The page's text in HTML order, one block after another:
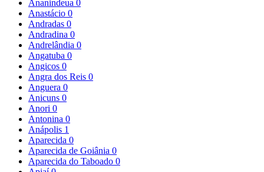
Ananindeua 0
Anastácio 0
Andradas 0
Andradina 0
Andrelândia 0
Angatuba 0
Angicos 0
Angra dos Reis 0
Anguera 0
Anicuns 0
Anori 0
Antonina 0
Anápolis 1
Aparecida 0
Aparecida de Goiânia 0
Aparecida do Taboado 0